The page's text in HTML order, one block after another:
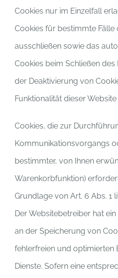
Cookies nur im Einzelfall
Cookies für bestimmte Fälle
ausschließen sowie das
Cookies beim Schließen
der Deaktivierung von
Funktionalität dieser
Cookies, die zur
Kommunikationsvorgangs
bestimmter, von Ihnen
Warenkorbfunktion)
Grundlage von Art. 6 Abs. 1
Der Websitebetreiber hat
an der Speicherung von
fehlerfreien und optimierten
Dienste. Sofern eine